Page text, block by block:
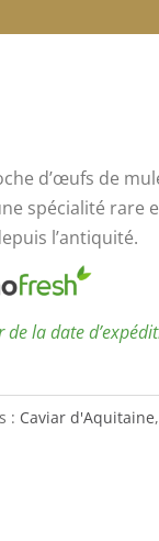
d’œufs de
spécialité rare
l’antiquité.
la date
: Caviar d'Aquitaine,